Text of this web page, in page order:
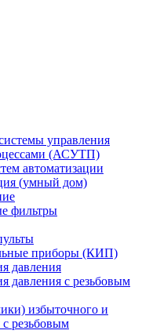
управления
(АСУТП)
автоматизации
(умный дом)
фильтры
приборы (КИП)
давления
давления с резьбовым
избыточного и
резьбовым